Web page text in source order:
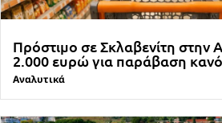
Πρόστιμο σε Σκλαβενίτη στην
2.000 ευρώ για παράβαση
Αναλυτικά